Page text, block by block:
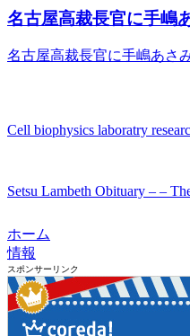
名古屋高裁長官に手嶋
名古屋高裁長官に手嶋あさ
Cell biophysics laboratry
Setsu Lambeth Obituary – –
ホーム
情報
スポンサーリンク